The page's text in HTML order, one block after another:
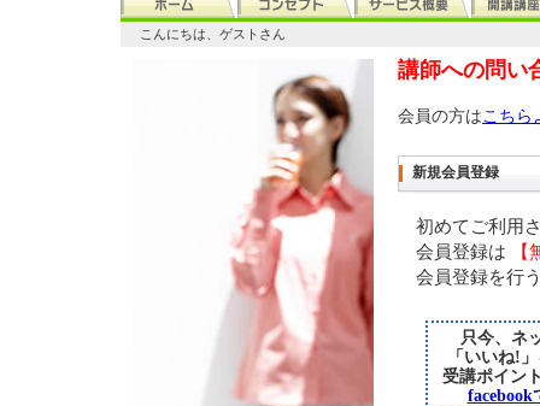
こんにちは、ゲストさん
講師への問い
会員の方はこちら
新規会員登録
初めてご利用
会員登録は 【
会員登録を行
只今、ネ
「いいね!
受講ポイン
facebook